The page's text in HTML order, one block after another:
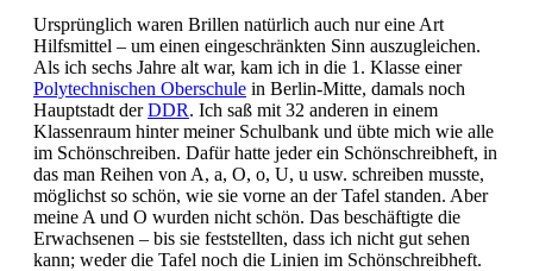
Ursprünglich waren Brillen natürlich auch nur eine Art
Hilfsmittel – um einen eingeschränkten Sinn auszugleichen.
Als ich sechs Jahre alt war, kam ich in die 1. Klasse einer
Polytechnischen Oberschule in Berlin-Mitte, damals noch
Hauptstadt derDDR. Ich saß mit 32 anderen in einem
Klassenraum hinter meiner Schulbank und übte mich wie alle
im Schönschreiben. Dafür hatte jeder ein Schönschreibheft, in
das man Reihen von A, a, O, o, U, u usw. schreiben musste,
möglichst so schön, wie sie vorne an der Tafel standen. Aber
meine A und O wurden nicht schön. Das beschäftigte die
Erwachsenen – bis sie feststellten, dass ich nicht gut sehen
kann; weder die Tafel noch die Linien im Schönschreibheft.